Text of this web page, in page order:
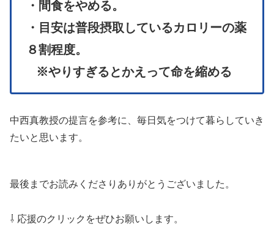
・間食をやめる。
・目安は普段摂取しているカロリーの薬
８割程度。
※やりすぎるとかえって命を縮める
中西真教授の提言を参考に、毎日気をつけて暮らしていき
たいと思います。
最後までお読みくださりありがとうございました。
⇩ 応援のクリックをぜひお願いします。